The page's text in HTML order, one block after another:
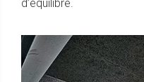
d’équilibre.